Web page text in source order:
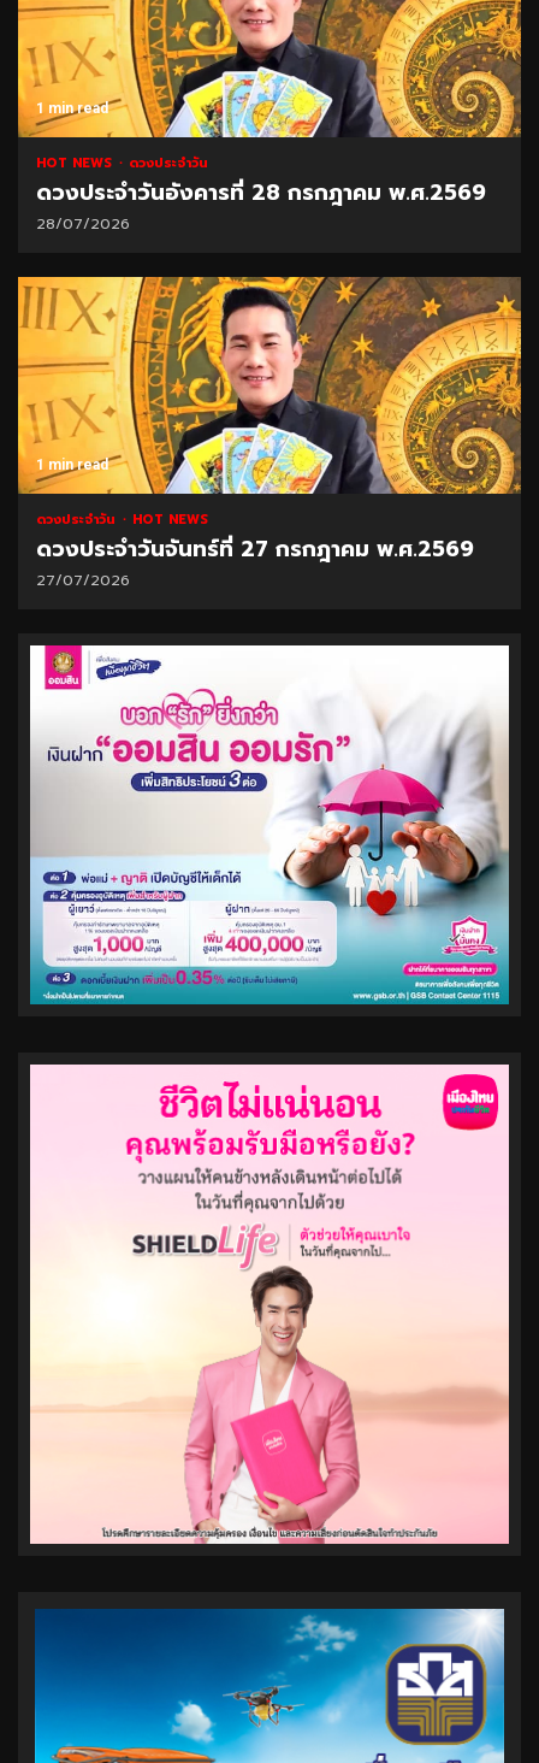
1 min read
HOT NEWS ดวงประจำวัน
ดวงประจำวันอังคารที่ 28 กรกฎาคม พ.ศ.2569
28/07/2026
1 min read
ดวงประจำวัน HOT NEWS
ดวงประจำวันจันทร์ที่ 27 กรกฎาคม พ.ศ.2569
27/07/2026